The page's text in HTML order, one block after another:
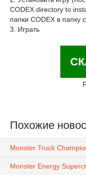
CODEX directory to
папки CODEX в папку
3. Играть
Похожие
Monster Truck
Monster Energy